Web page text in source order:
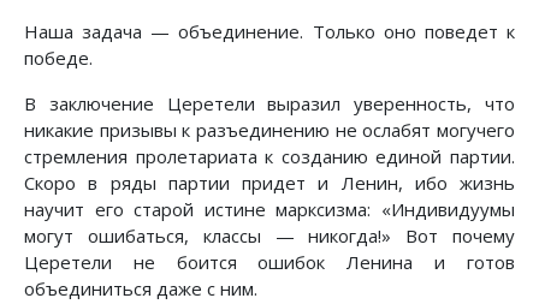
Наша задача — объединение. Только оно поведет к
победе.
В заключение Церетели выразил уверенность, что
никакие призывы к разъединению не ослабят могучего
стремления пролетариата к созданию единой партии.
Скоро в ряды партии придет и Ленин, ибо жизнь
научит его старой истине марксизма: «Индивидуумы
могут ошибаться, классы — никогда!» Вот почему
Церетели не боится ошибок Ленина и готов
объединиться даже с ним.